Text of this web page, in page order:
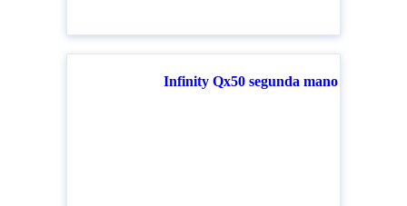
Infinity Qx50 segunda mano